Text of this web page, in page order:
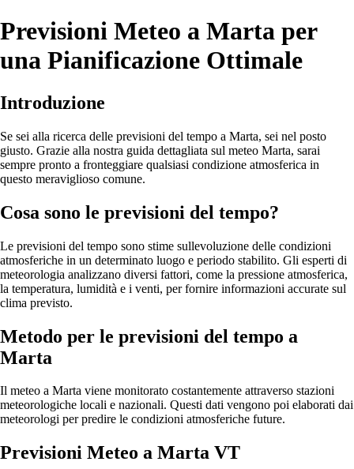
Previsioni Meteo a Marta per
una Pianificazione Ottimale
Introduzione
Se sei alla ricerca delle previsioni del tempo a Marta, sei nel posto
giusto. Grazie alla nostra guida dettagliata sul meteo Marta, sarai
sempre pronto a fronteggiare qualsiasi condizione atmosferica in
questo meraviglioso comune.
Cosa sono le previsioni del tempo?
Le previsioni del tempo sono stime sullevoluzione delle condizioni
atmosferiche in un determinato luogo e periodo stabilito. Gli esperti di
meteorologia analizzano diversi fattori, come la pressione atmosferica,
la temperatura, lumidità e i venti, per fornire informazioni accurate sul
clima previsto.
Metodo per le previsioni del tempo a
Marta
Il meteo a Marta viene monitorato costantemente attraverso stazioni
meteorologiche locali e nazionali. Questi dati vengono poi elaborati dai
meteorologi per predire le condizioni atmosferiche future.
Previsioni Meteo a Marta VT